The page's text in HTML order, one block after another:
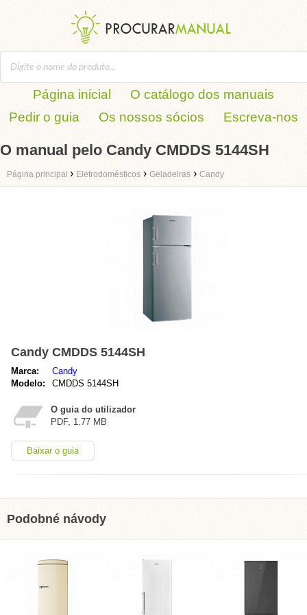
Página inicial
O catálogo dos manuais
Pedir o guia
Os nossos sócios Escreva-nos
O manual pelo Candy CMDDS 5144SH
Página principal › Eletrodomésticos › Geladeiras › Candy
Candy CMDDS 5144SH
Marca:
Candy
Modelo:
CMDDS 5144SH
O guia do utilizador
PDF, 1.77 MB
Baixar o guia
Podobné návody